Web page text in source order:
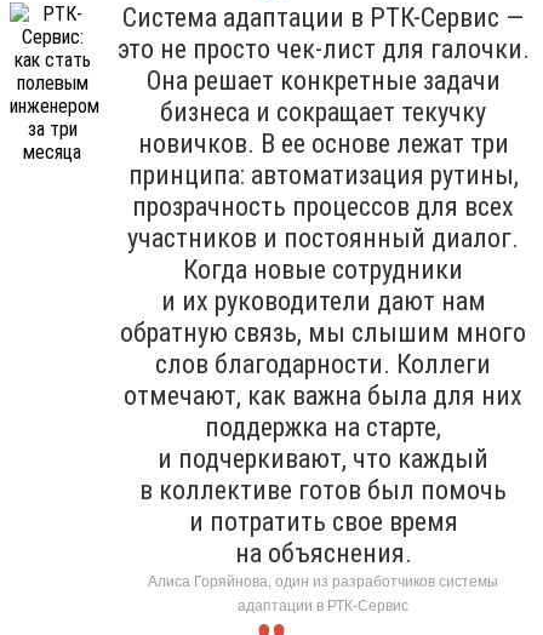
Система адаптации в РТК-Сервис —
это не просто чек-лист для галочки.
Она решает конкретные задачи
бизнеса и сокращает текучку
новичков. В ее основе лежат три
принципа: автоматизация рутины,
прозрачность процессов для всех
участников и постоянный диалог.
Когда новые сотрудники
и их руководители дают нам
обратную связь, мы слышим много
слов благодарности. Коллеги
отмечают, как важна была для них
поддержка на старте,
и подчеркивают, что каждый
в коллективе готов был помочь
и потратить свое время
на объяснения.
Алиса Горяйнова, один из разработчиков системы
адаптации в РТК-Сервис